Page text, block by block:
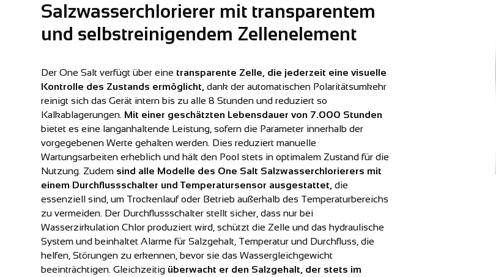
Salzwasserchlorierer mit transparentem
und selbstreinigendem Zellenelement
Der One Salt verfügt über eine transparente Zelle, die jederzeit eine visuelle
Kontrolle des Zustands ermöglicht, dank der automatischen Polaritätsumkehr
reinigt sich das Gerät intern bis zu alle 8 Stunden und reduziert so
Kalkablagerungen. Mit einer geschätzten Lebensdauer von 7.000 Stunden
bietet es eine langanhaltende Leistung, sofern die Parameter innerhalb der
vorgegebenen Werte gehalten werden. Dies reduziert manuelle
Wartungsarbeiten erheblich und hält den Pool stets in optimalem Zustand für die
Nutzung. Zudem sind alle Modelle des One Salt Salzwasserchlorierers mit
einem Durchflussschalter und Temperatursensor ausgestattet, die
essenziell sind, um Trockenlauf oder Betrieb außerhalb des Temperaturbereichs
zu vermeiden. Der Durchflussschalter stellt sicher, dass nur bei
Wasserzirkulation Chlor produziert wird, schützt die Zelle und das hydraulische
System und beinhaltet Alarme für Salzgehalt, Temperatur und Durchfluss, die
helfen, Störungen zu erkennen, bevor sie das Wassergleichgewicht
beeinträchtigen. Gleichzeitig überwacht er den Salzgehalt, der stets im